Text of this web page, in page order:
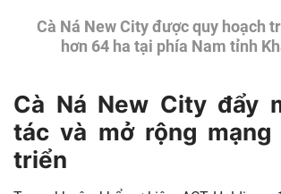
Cà Ná New City được quy hoạch
hơn 64 ha tại phía Nam tỉnh
Cà Ná New City đẩy
tác và mở rộng
triển